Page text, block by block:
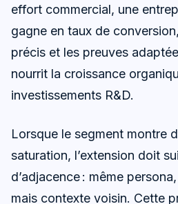
effort commercial, une
gagne en taux de
précis et les preuves
nourrit la croissance
investissements R&D.
Lorsque le segment montre
saturation, l’extension doit
d’adjacence : même
mais contexte voisin. Cette